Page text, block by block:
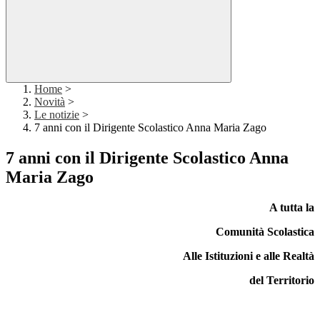
Home >
Novità >
Le notizie >
7 anni con il Dirigente Scolastico Anna Maria Zago
7 anni con il Dirigente Scolastico Anna
Maria Zago
A tutta la
Comunità Scolastica
Alle Istituzioni e alle Realtà
del Territorio